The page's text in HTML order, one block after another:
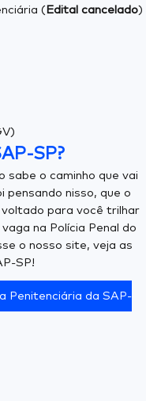
( Edital cancelado)
SP?
sabe o caminho que vai
pensando nisso, que o
para você trilhar
na Polícia Penal do
o nosso site, veja as
SP!
Penitenciária da SAP-